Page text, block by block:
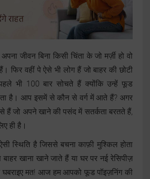
जीवन बिना किसी चिंता के जो मर्ज़ी हो वो
फिर वहीं पे ऐसे भी लोग हैं जो बाहर की छोटी
भी 100 बार सोचते हैं क्योंकि उन्हें फूड
है। आप इसमें से कौन से वर्ग में आते हैं? अगर
हैं जो अपने खाने की पसंद में सतर्कता बरतते हैं,
ही है।
स्थिति है जिससे बचना काफ़ी मुश्किल होता
खाना खाने जाते हैं या घर पर नई रेसिपीज़
मत! आज हम आपको फूड पॉइज़निंग की